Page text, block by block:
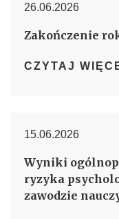
26.06.2026
Zakończenie
CZYTAJ
15.06.2026
Wyniki
ryzyka
zawodzie